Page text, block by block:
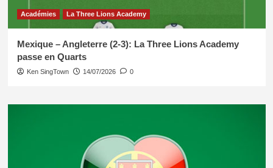
Académies La Three Lions Academy
Mexique – Angleterre (2-3): La Three Lions Academy
passe en Quarts
Ken SingTown 14/07/2026 0